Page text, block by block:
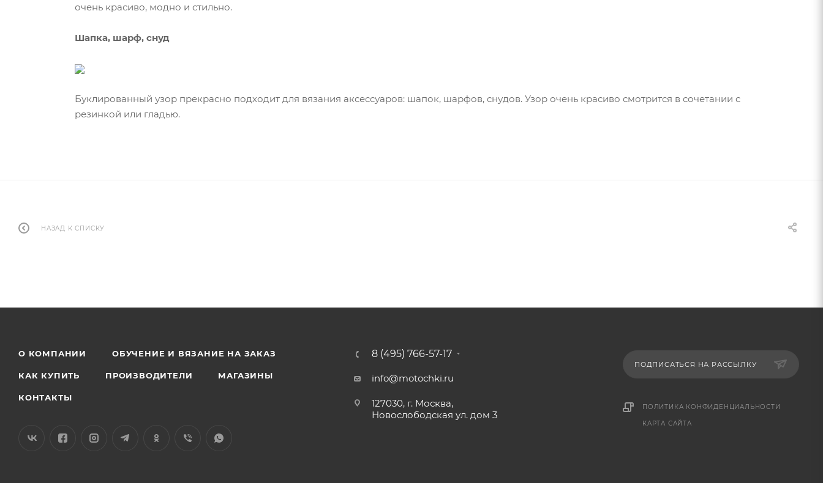
очень красиво, модно и стильно.
Шапка, шарф, снуд
Буклированный узор прекрасно подходит для вязания аксессуаров: шапок, шарфов, снудов. Узор очень красиво смотрится в сочетании с
резинкой или гладью.
НАЗАД К СПИСКУ
О КОМПАНИИ ОБУЧЕНИЕ И ВЯЗАНИЕ НА ЗАКАЗ
КАК КУПИТЬ ПРОИЗВОДИТЕЛИ МАГАЗИНЫ
КОНТАКТЫ
8 (495) 766-57-17
info@motochki.ru
127030, г. Москва,
Новослободская ул. дом 3
ПОДПИСАТЬСЯ НА РАССЫЛКУ
ПОЛИТИКА КОНФИДЕНЦИАЛЬНОСТИ
КАРТА САЙТА